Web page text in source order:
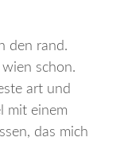
den rand.
schon.
art und
mit einem
das mich